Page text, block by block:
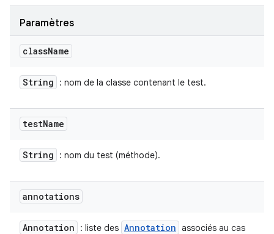
Paramètres
className
String : nom de la classe contenant le test.
testName
String : nom du test (méthode).
annotations
Annotation : liste des Annotation associés au cas